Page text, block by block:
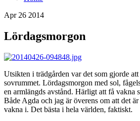
Apr 26 2014
Lördagsmorgon
Utsikten i trädgården var det som gjorde
sovrummet. Lördagsmorgon med sol,
en armlängds avstånd. Härligt att få vakna
Både Agda och jag är överens om att det
vakna i. Det bästa i hela världen, faktiskt.